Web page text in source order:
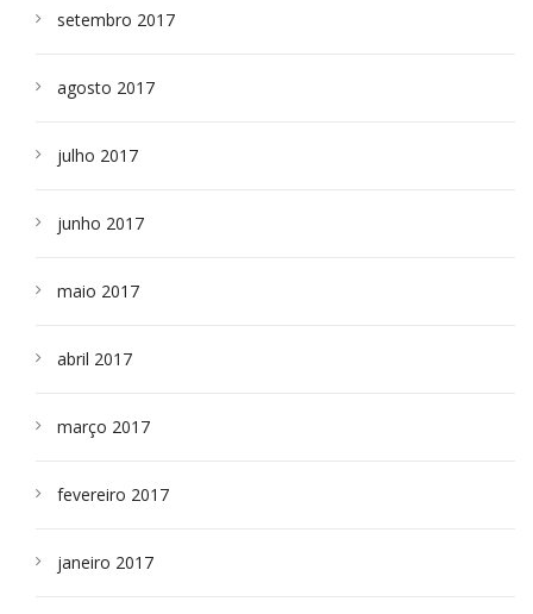
setembro 2017
agosto 2017
julho 2017
junho 2017
maio 2017
abril 2017
março 2017
fevereiro 2017
janeiro 2017